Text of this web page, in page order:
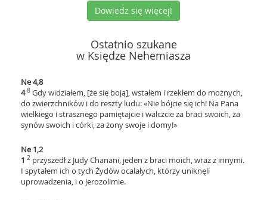
Dowiedz się więcej!
Ostatnio szukane
w Księdze Nehemiasza
Ne 4,8
4 8 Gdy widziałem, [że się boją], wstałem i rzekłem do możnych,
do zwierzchników i do reszty ludu: «Nie bójcie się ich! Na Pana
wielkiego i strasznego pamiętajcie i walczcie za braci swoich, za
synów swoich i córki, za żony swoje i domy!»
Ne 1,2
1 2 przyszedł z Judy Chanani, jeden z braci moich, wraz z innymi.
I spytałem ich o tych Żydów ocalałych, którzy uniknęli
uprowadzenia, i o Jerozolimie.